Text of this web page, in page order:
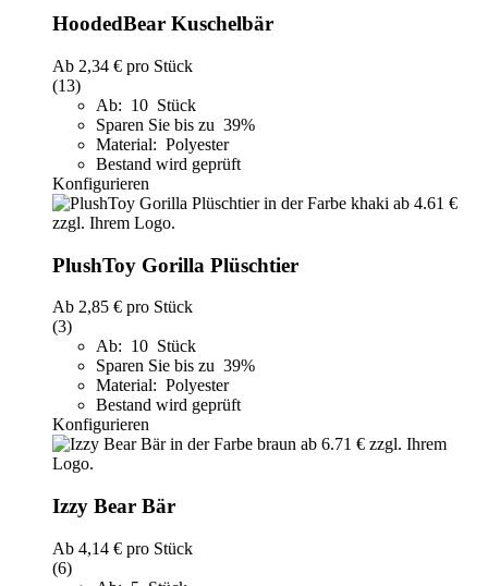
HoodedBear Kuschelbär
Ab 2,34 € pro Stück
(13)
Ab: 10 Stück
Sparen Sie bis zu 39%
Material: Polyester
Bestand wird geprüft
Konfigurieren
PlushToy Gorilla Plüschtier
Ab 2,85 € pro Stück
(3)
Ab: 10 Stück
Sparen Sie bis zu 39%
Material: Polyester
Bestand wird geprüft
Konfigurieren
Izzy Bear Bär
Ab 4,14 € pro Stück
(6)